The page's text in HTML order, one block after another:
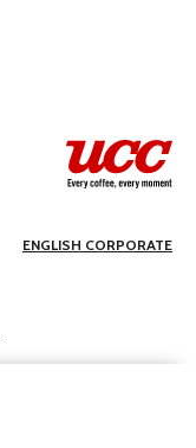
ENGLISH CORPORATE